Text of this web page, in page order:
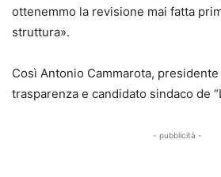
ottenemmo la revisione mai fatta
struttura».
Così Antonio Cammarota,
trasparenza e candidato sindaco de
- pubblicità -